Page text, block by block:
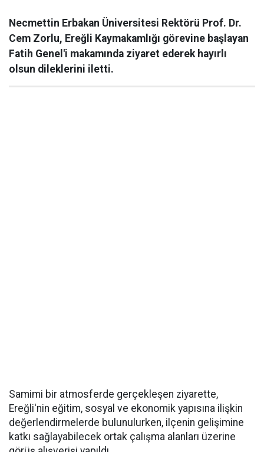
Necmettin Erbakan Üniversitesi Rektörü Prof. Dr.
Cem Zorlu, Ereğli Kaymakamlığı görevine başlayan
Fatih Genel'i makamında ziyaret ederek hayırlı
olsun dileklerini iletti.
Samimi bir atmosferde gerçekleşen ziyarette,
Ereğli'nin eğitim, sosyal ve ekonomik yapısına ilişkin
değerlendirmelerde bulunulurken, ilçenin gelişimine
katkı sağlayabilecek ortak çalışma alanları üzerine